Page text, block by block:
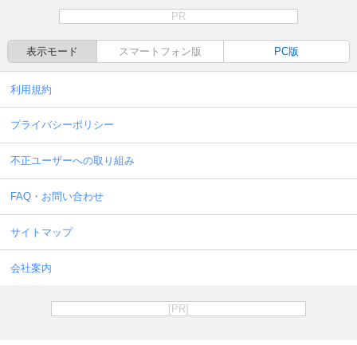
PR
表示モード スマートフォン版 PC版
利用規約
プライバシーポリシー
不正ユーザーへの取り組み
FAQ・お問い合わせ
サイトマップ
会社案内
[PR]